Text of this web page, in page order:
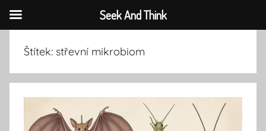
obsahu
Štítek: střevní mikrobiom
Seek And Think